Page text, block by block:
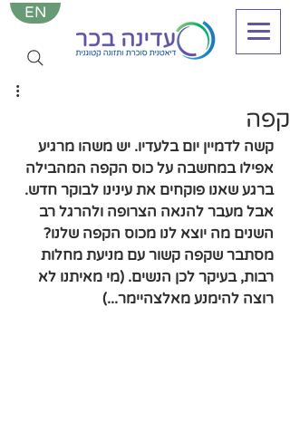
EN
קפה
קשה לדמיין יום בלעדיו. יש משהו מרגיע
אפילו במחשבה על כוס הקפה המהבילה
ברגע שאנו פוקחים את עינינו לבוקר חדש.
אבל מעבר להנאה הצרופה ולהרגל רב
השנים מה יוצא לנו מכוס הקפה שלנו?
מסתבר שקפה קשור עם מניעת מחלות
רבות, בעיקר לכן הנשים. (מי מאיתנו לא
רוצה להימנע מאלצהיימר...)